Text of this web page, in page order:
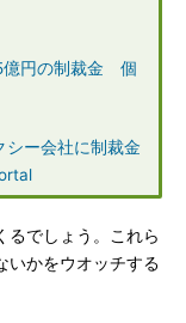
億円の制裁金 個
シー会社に制裁金
でしょう。これら
いかをウオッチする